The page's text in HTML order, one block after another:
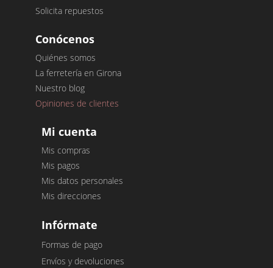
Solicita repuestos
Conócenos
Quiénes somos
La ferretería en Girona
Nuestro blog
Opiniones de clientes
Mi cuenta
Mis compras
Mis pagos
Mis datos personales
Mis direcciones
Infórmate
Formas de pago
Envíos y devoluciones